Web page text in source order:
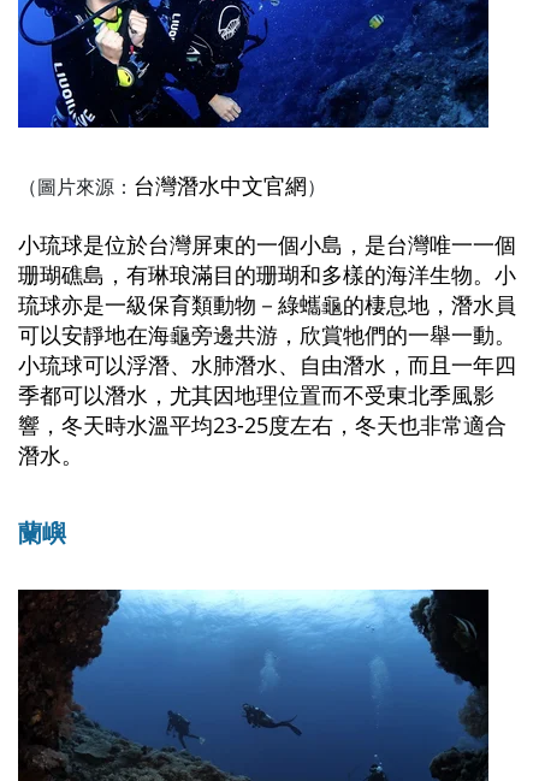
（圖片來源： 台灣潛水中文官網）
小琉球是位於台灣屏東的一個小島，是台灣唯一一個
珊瑚礁島，有琳琅滿目的珊瑚和多樣的海洋生物。小
琉球亦是一級保育類動物－綠蠵龜的棲息地，潛水員
可以安靜地在海龜旁邊共游，欣賞牠們的一舉一動。
小琉球可以浮潛、水肺潛水、自由潛水，而且一年四
季都可以潛水，尤其因地理位置而不受東北季風影
響，冬天時水溫平均23-25度左右，冬天也非常適合
潛水。
蘭嶼